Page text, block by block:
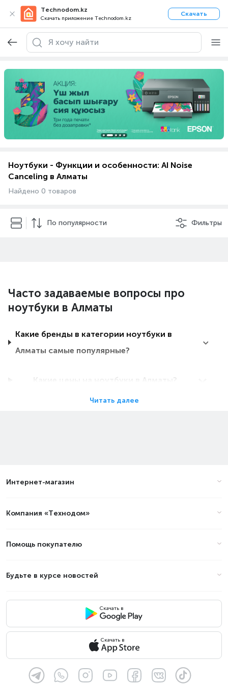
Technodom.kz
Скачать приложение Technodom.kz
Скачать
Ноутбуки - Функции и особенности: AI Noise
Canceling в Алматы
Найдено 0 товаров
По популярности Фильтры
Часто задаваемые вопросы про
ноутбуки в Алматы
Какие бренды в категории ноутбуки в
Алматы самые популярные?
Какие цены на ноутбуки в Алматы?
Цены на ноутбуки - Функции и
Алматы (стоимость на Август
Читать далее
Интернет-магазин
Компания «Технодом»
Помощь покупателю
Будьте в курсе новостей
Скачать в
Скачать в